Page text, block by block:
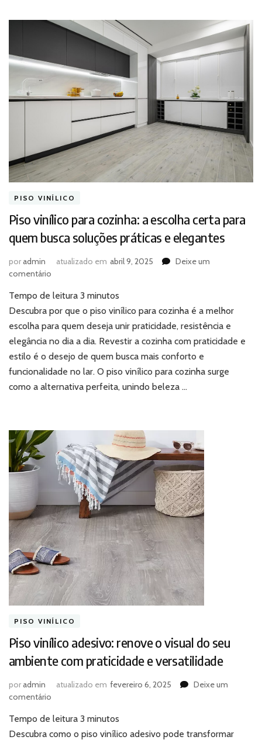
PISO VINÍLICO
Piso vinílico para cozinha: a escolha certa para
quem busca soluções práticas e elegantes
poradmin atualizado em abril 9, 2025
Deixe um
comentário
vinílico
para
cozinha:
escolha
certa
para
quem
e
elegantes
Tempo de leitura 3 minutos
Descubra por que o piso vinílico para cozinha é a melhor
escolha para quem deseja unir praticidade, resistência e
elegância no dia a dia. Revestir a cozinha com praticidade e
estilo é o desejo de quem busca mais conforto e
funcionalidade no lar. O piso vinílico para cozinha surge
como a alternativa perfeita, unindo beleza …
PISO VINÍLICO
Piso vinílico adesivo: renove o visual do seu
ambiente com praticidade e versatilidade
poradmin atualizado em fevereiro 6, 2025
Deixe um
comentário
vinílico
adesivo:
Tempo de leitura 3 minutos
Descubra como o piso vinílico adesivo pode transformar